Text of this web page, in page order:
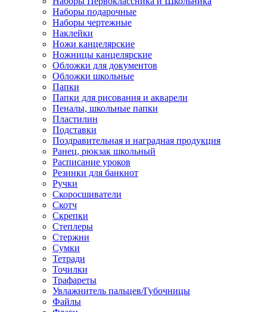
Наборы подарочные
Наборы чертежные
Наклейки
Ножи канцелярские
Ножницы канцелярские
Обложки для документов
Обложки школьные
Папки
Папки для рисования и акварели
Пеналы, школьные папки
Пластилин
Подставки
Поздравительная и наградная продукция
Ранец, рюкзак школьный
Расписание уроков
Резинки для банкнот
Ручки
Скоросшиватели
Скотч
Скрепки
Степлеры
Стержни
Сумки
Тетради
Точилки
Трафареты
Увлажнитель пальцев/Губочницы
Файлы